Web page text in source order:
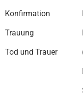
Konfirmation
Trauung
Tod und Trauer